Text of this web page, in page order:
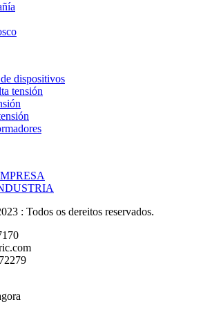
dispositivos
tensión
: Todos os dereitos reservados.